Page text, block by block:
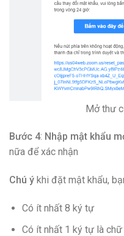
Mở thư của
Bước 4: Nhập mật khẩu
nữa để xác nhận
Chú ý khi đặt mật khẩu,
Có ít nhất 8 ký tự
Có ít nhất 1 ký tự là chữ